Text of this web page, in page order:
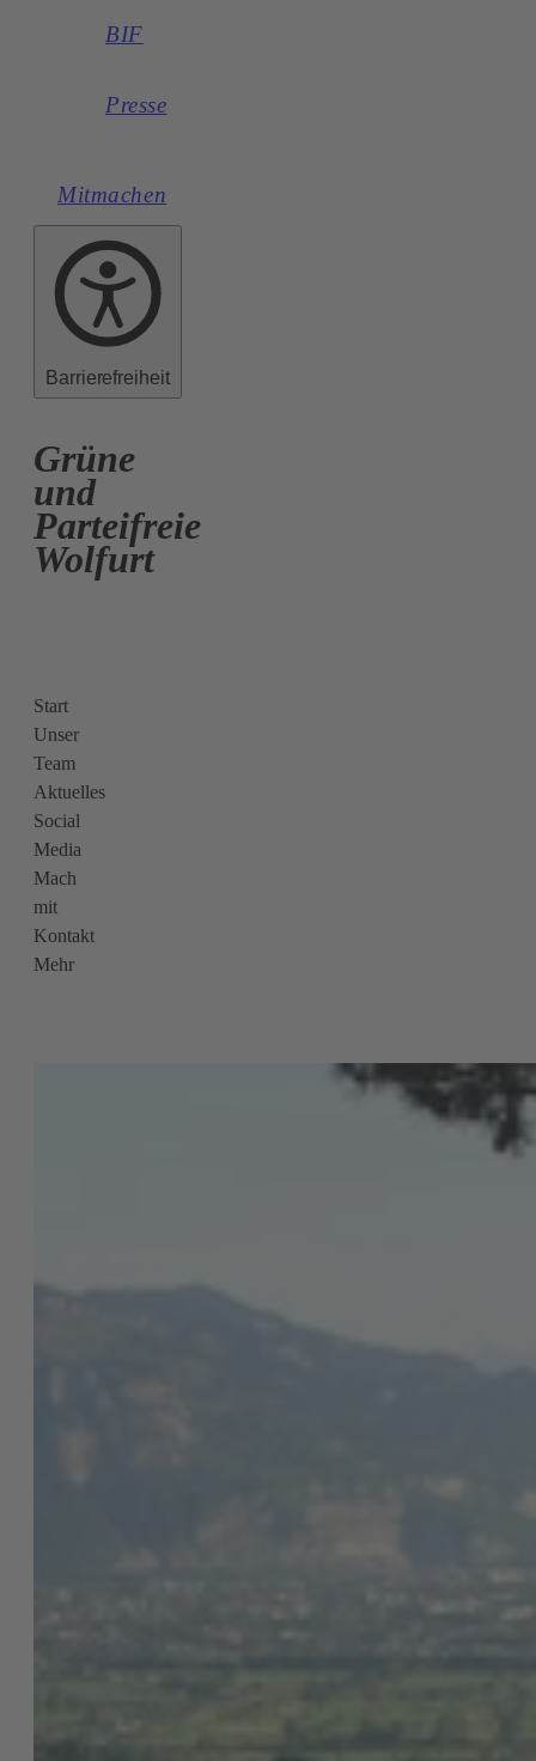
BIF
Presse
Mitmachen
Barrierefreiheit
Grüne
und
Parteifreie
Wolfurt
Start
Unser
Team
Aktuelles
Social
Media
Mach
mit
Kontakt
Mehr